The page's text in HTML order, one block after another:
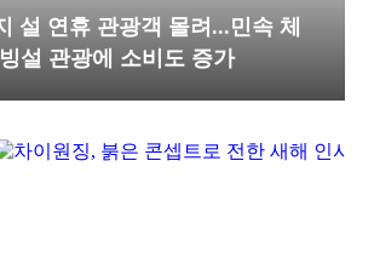
설 연휴 관광객 몰려...민속 체
빙설 관광에 소비도 증가